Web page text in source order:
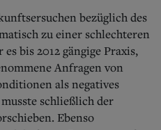
bezüglich des
zu einer schlechteren
bis 2012 gängige Praxis,
Anfragen von
als negatives
schließlich der
Ebenso